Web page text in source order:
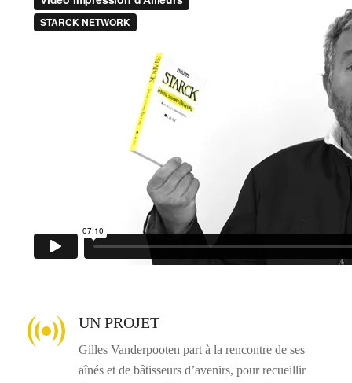
UN PROJET
Gilles Vanderpooten part à la rencontre de ses
aînés et de bâtisseurs d’avenirs, pour recueillir